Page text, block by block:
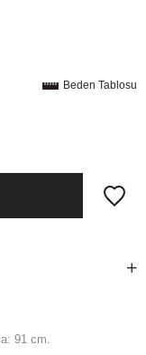
Beden Tablosu
91 cm.